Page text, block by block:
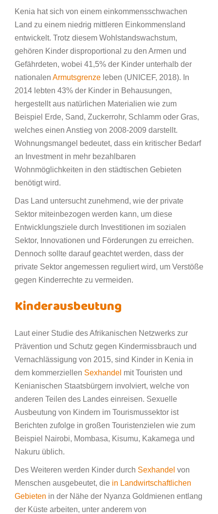
Kenia hat sich von einem einkommensschwachen
Land zu einem niedrig mittleren Einkommensland
entwickelt. Trotz diesem Wohlstandswachstum,
gehören Kinder disproportional zu den Armen und
Gefährdeten, wobei 41,5% der Kinder unterhalb der
nationalen Armutsgrenze leben (UNICEF, 2018). In
2014 lebten 43% der Kinder in Behausungen,
hergestellt aus natürlichen Materialien wie zum
Beispiel Erde, Sand, Zuckerrohr, Schlamm oder Gras,
welches einen Anstieg von 2008-2009 darstellt.
Wohnungsmangel bedeutet, dass ein kritischer Bedarf
an Investment in mehr bezahlbaren
Wohnmöglichkeiten in den städtischen Gebieten
benötigt wird.
Das Land untersucht zunehmend, wie der private
Sektor miteinbezogen werden kann, um diese
Entwicklungsziele durch Investitionen im sozialen
Sektor, Innovationen und Förderungen zu erreichen.
Dennoch sollte darauf geachtet werden, dass der
private Sektor angemessen reguliert wird, um Verstöße
gegen Kinderrechte zu vermeiden.
Kinderausbeutung
Laut einer Studie des Afrikanischen Netzwerks zur
Prävention und Schutz gegen Kindermissbrauch und
Vernachlässigung von 2015, sind Kinder in Kenia in
dem kommerziellen Sexhandel mit Touristen und
Kenianischen Staatsbürgern involviert, welche von
anderen Teilen des Landes einreisen. Sexuelle
Ausbeutung von Kindern im Tourismussektor ist
Berichten zufolge in großen Touristenzielen wie zum
Beispiel Nairobi, Mombasa, Kisumu, Kakamega und
Nakuru üblich.
Des Weiteren werden Kinder durch Sexhandel von
Menschen ausgebeutet, die in Landwirtschaftlichen
Gebieten in der Nähe der Nyanza Goldmienen entlang
der Küste arbeiten, unter anderem von